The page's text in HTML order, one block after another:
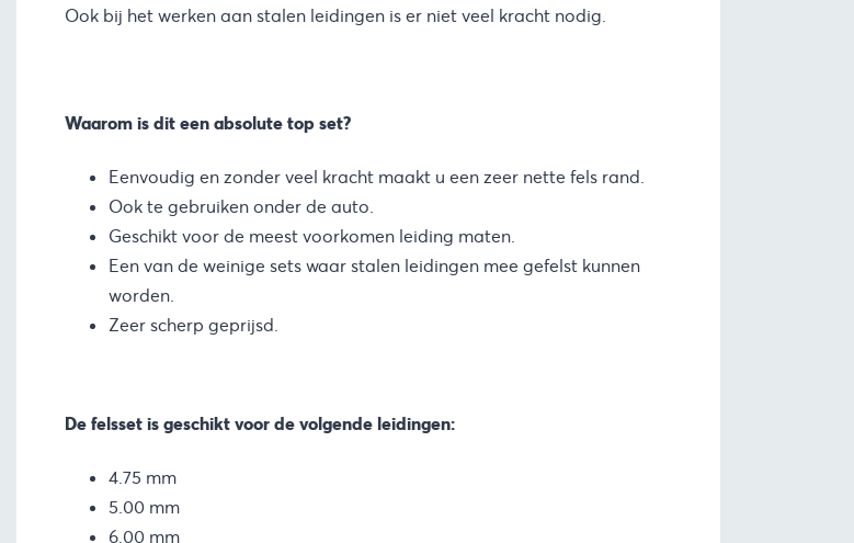
Ook bij het werken aan stalen leidingen is er niet veel kracht nodig.
Waarom is dit een absolute top set?
Eenvoudig en zonder veel kracht maakt u een zeer nette fels rand.
Ook te gebruiken onder de auto.
Geschikt voor de meest voorkomen leiding maten.
Een van de weinige sets waar stalen leidingen mee gefelst kunnen
worden.
Zeer scherp geprijsd.
De felsset is geschikt voor de volgende leidingen:
4.75 mm
5.00 mm
6.00 mm